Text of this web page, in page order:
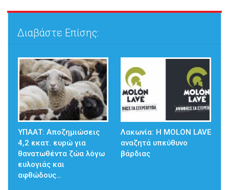
Διαβάστε Επίσης:
ΥΠΑΑΤ: Αποζημιώσεις
4,2 εκατ. ευρώ για
θανατωθέντα ζώα λόγω
ευλογιάς και
αφθώδους…
Λακωνία: Η MOLON LAVE
αναζητά υπεύθυνο
βάρδιας